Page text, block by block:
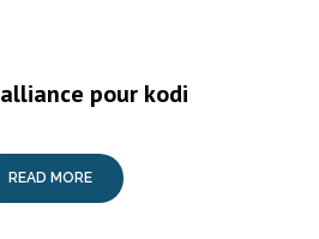
pour kodi
READ MORE